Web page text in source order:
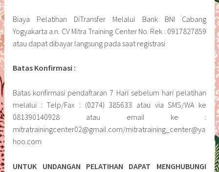
Biaya Pelatihan DiTransfer Melalui Bank BNI Cabang
Yogyakarta a.n. CV Mitra Training Center No. Rek : 0917827859
atau dapat dibayar langsung pada saat registrasi
Batas Konfirmasi :
Batas konfirmasi pendaftaran 7 Hari sebelum hari pelatihan
melalui : Telp/Fax : (0274) 385633 atau via SMS/WA ke
081390140928 atau email ke :
mitratrainingcenter02@gmail.com/mitratraining_center@ya
hoo.com
UNTUK UNDANGAN PELATIHAN DAPAT MENGHUBUNGI